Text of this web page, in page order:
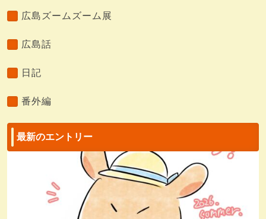
広島ズームズーム展
広島話
日記
番外編
最新のエントリー